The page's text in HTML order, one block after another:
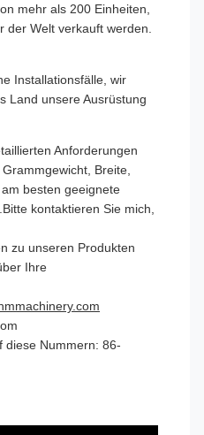
mehr als 200 Einheiten,
Welt verkauft werden.
Installationsfälle, wir
Land unsere Ausrüstung
Anforderungen
Breite,
besten geeignete
kontaktieren Sie mich,
zu unseren Produkten
Ihre
diese Nummern: 86-